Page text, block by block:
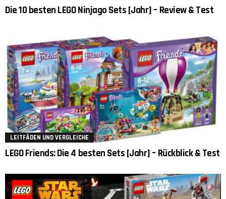
Die 10 besten LEGO Ninjago Sets [Jahr] – Review & Test
LEITFÄDEN UND VERGLEICHE
LEGO Friends: Die 4 besten Sets [Jahr] – Rückblick & Test